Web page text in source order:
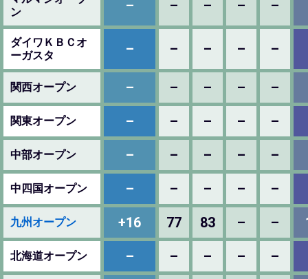
ン
– – – – –
ダイワＫＢＣオ
ーガスタ
– – – – –
関西オープン – – – – –
関東オープン – – – – –
中部オープン – – – – –
中四国オープン – – – – –
九州オープン +16 77 83 – –
北海道オープン – – – – –